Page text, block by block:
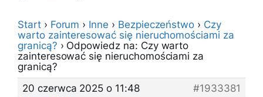
Start › Forum › Inne › Bezpieczeństwo › Czy
warto zainteresować się nieruchomościami za
granicą? › Odpowiedz na: Czy warto
zainteresować się nieruchomościami za
granicą?
20 czerwca 2025 o 11:48
#1933381